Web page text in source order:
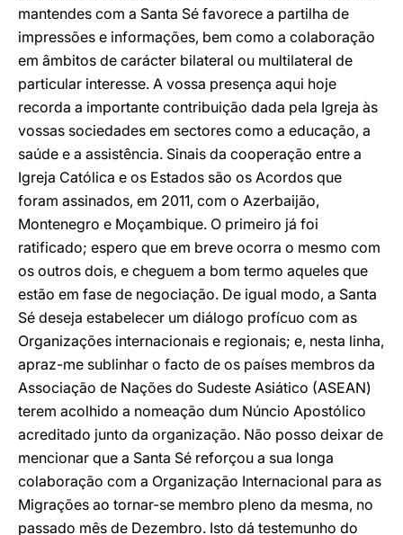
mantendes com a Santa Sé favorece a partilha de
impressões e informações, bem como a colaboração
em âmbitos de carácter bilateral ou multilateral de
particular interesse. A vossa presença aqui hoje
recorda a importante contribuição dada pela Igreja às
vossas sociedades em sectores como a educação, a
saúde e a assistência. Sinais da cooperação entre a
Igreja Católica e os Estados são os Acordos que
foram assinados, em 2011, com o Azerbaijão,
Montenegro e Moçambique. O primeiro já foi
ratificado; espero que em breve ocorra o mesmo com
os outros dois, e cheguem a bom termo aqueles que
estão em fase de negociação. De igual modo, a Santa
Sé deseja estabelecer um diálogo profícuo com as
Organizações internacionais e regionais; e, nesta linha,
apraz-me sublinhar o facto de os países membros da
Associação de Nações do Sudeste Asiático (ASEAN)
terem acolhido a nomeação dum Núncio Apostólico
acreditado junto da organização. Não posso deixar de
mencionar que a Santa Sé reforçou a sua longa
colaboração com a Organização Internacional para as
Migrações ao tornar-se membro pleno da mesma, no
passado mês de Dezembro. Isto dá testemunho do